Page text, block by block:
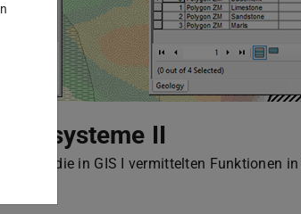
II
die in GIS I vermittelten Funktionen